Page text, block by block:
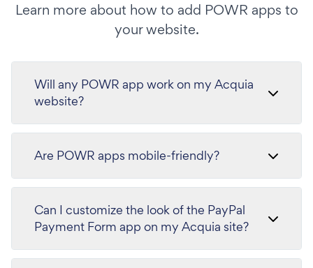
Learn more about how to add POWR apps to
your website.
Will any POWR app work on my Acquia
website?
Are POWR apps mobile-friendly?
Can I customize the look of the PayPal
Payment Form app on my Acquia site?